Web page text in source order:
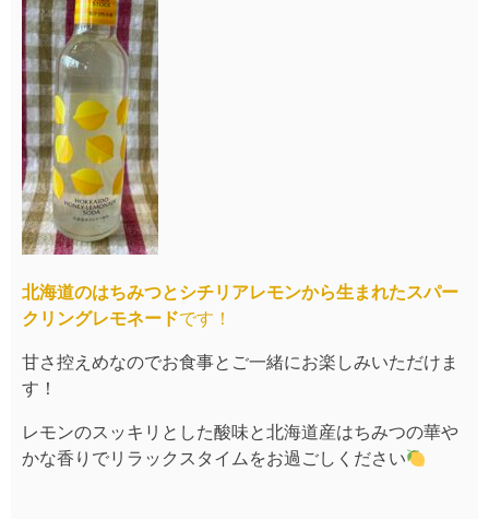
北海道のはちみつとシチリアレモンから生まれたスパー
クリングレモネードです！
甘さ控えめなのでお食事とご一緒にお楽しみいただけま
す！
レモンのスッキリとした酸味と北海道産はちみつの華や
かな香りでリラックスタイムをお過ごしください